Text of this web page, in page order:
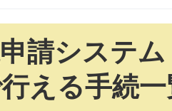
請システ
える手続